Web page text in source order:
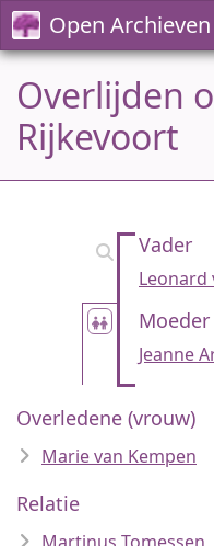
Open Archieven
Overlijden
Rijkevoort
Vader
Leonard
Moeder
Jeanne
Overledene (vrouw)
Marie van Kempen
Relatie